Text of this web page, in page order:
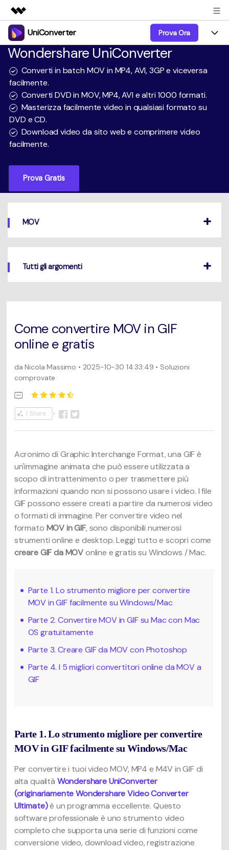
Prodotti in evidenza
Creatività digitale AIGC
Utilità
Business
Panoramica
Soluzione
Chi siamo
Sala stampa
Negozio
UniConverter Prova Ora
Prodotti
UniConverter-Convertitore Video
UniConverter per Windows
UniConverter per Mac
AniSmall-Video Compressor
AniSmall per Desktop
AniSmall per iOS
Funzioni
Video/Audio
Lab AI
Guida
Blog
Comprimere
Convertire MP4
Masterizzare
Informazioni di più
Centro di Supporto
Tutte le informazioni di cui hai bisogno per aiutarti a
utilizzare UniConverter.
Novità
Wondershare UniConverter
Converti in batch MOV in MP4, AVI, 3GP e viceversa
facilmente.
Converti DVD in MOV, MP4, AVI e altri 1000 formati.
Masterizza facilmente video in qualsiasi formato su
DVD e CD.
Download video da sito web e comprimere video
facilmente.
Prova Gratis
MOV
Tutti gli argomenti
Come convertire MOV in GIF
online e gratis
da Nicola Massimo • 2025-10-30 14:33:49 • Soluzioni
comprovate
Acronimo di Graphic Interchange Format, una GIF è
un'immagine animata che può essere utilizzata a
scopo di intrattenimento o per trasmettere più
informazioni quando non si possono usare i video. I file
GIF possono essere creati a partire da numerosi video
o formati di immagine. Per convertire video nel
formato MOV in GIF, sono disponibili numerosi
strumenti online e desktop. Leggi tutto e scopri come
creare GIF da MOVonline e gratis su Windows / Mac.
Parte 1. Lo strumento migliore per convertire
MOV in GIF facilmente su Windows/Mac
Parte 2. Convertire MOV in GIF su Mac con Mac
OS gratuitamente
Parte 3. Creare GIF da MOV con Photoshop
Parte 4. I 5 migliori convertitori online da MOV a
GIF
Parte 1. Lo strumento migliore per convertire
MOV in GIF facilmente su Windows/Mac
Per convertire i tuoi video MOV, MP4 e M4V in GIF di
alta qualità Wondershare UniConverter
(originariamente Wondershare Video Converter
Ultimate)è un programma eccellente. Questo
software professionale è uno strumento video
completo che supporta una serie di funzioni come
conversione video, download video, registrazione